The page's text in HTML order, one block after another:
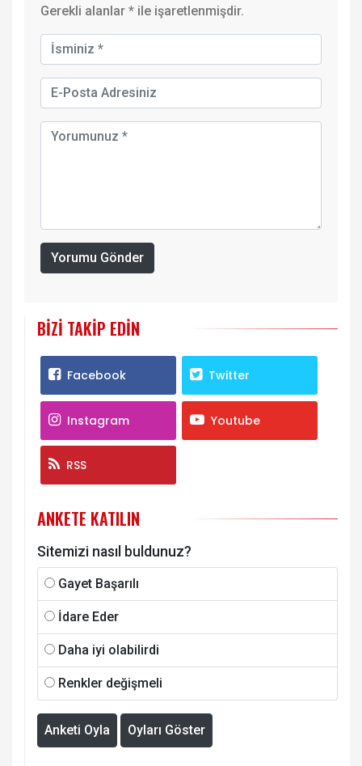
Gerekli alanlar * ile işaretlenmişdir.
Yorumu Gönder
BIZI TAKIP EDIN
Facebook Twitter
Instagram Youtube
RSS
ANKETE KATILIN
Sitemizi nasıl buldunuz?
Gayet Başarılı
İdare Eder
Daha iyi olabilirdi
Renkler değişmeli
Anketi Oyla Oyları Göster